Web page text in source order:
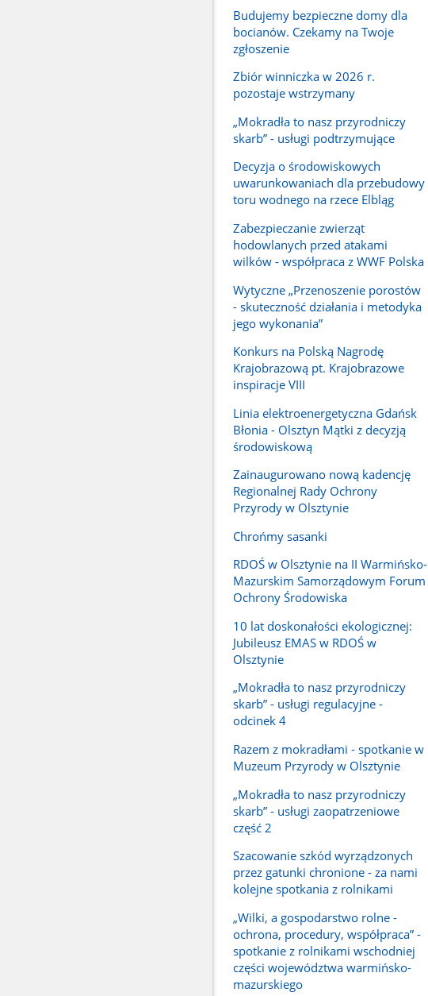
Budujemy bezpieczne domy dla
bocianów. Czekamy na Twoje
zgłoszenie
Zbiór winniczka w 2026 r.
pozostaje wstrzymany
„Mokradła to nasz przyrodniczy
skarb” - usługi podtrzymujące
Decyzja o środowiskowych
uwarunkowaniach dla przebudowy
toru wodnego na rzece Elbląg
Zabezpieczanie zwierząt
hodowlanych przed atakami
wilków - współpraca z WWF Polska
Wytyczne „Przenoszenie porostów
- skuteczność działania i metodyka
jego wykonania”
Konkurs na Polską Nagrodę
Krajobrazową pt. Krajobrazowe
inspiracje VIII
Linia elektroenergetyczna Gdańsk
Błonia - Olsztyn Mątki z decyzją
środowiskową
Zainaugurowano nową kadencję
Regionalnej Rady Ochrony
Przyrody w Olsztynie
Chrońmy sasanki
RDOŚ w Olsztynie na II Warmińsko-
Mazurskim Samorządowym Forum
Ochrony Środowiska
10 lat doskonałości ekologicznej:
Jubileusz EMAS w RDOŚ w
Olsztynie
„Mokradła to nasz przyrodniczy
skarb” - usługi regulacyjne -
odcinek 4
Razem z mokradłami - spotkanie w
Muzeum Przyrody w Olsztynie
„Mokradła to nasz przyrodniczy
skarb” - usługi zaopatrzeniowe
część 2
Szacowanie szkód wyrządzonych
przez gatunki chronione - za nami
kolejne spotkania z rolnikami
„Wilki, a gospodarstwo rolne -
ochrona, procedury, współpraca” -
spotkanie z rolnikami wschodniej
części województwa warmińsko-
mazurskiego